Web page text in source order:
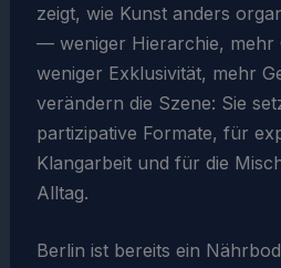
zeigt, wie Kunst anders
— weniger Hierarchie, mehr
weniger Exklusivität, mehr
verändern die Szene: Sie
partizipative Formate, für
Klangarbeit und für die
Alltag.
Berlin ist bereits ein